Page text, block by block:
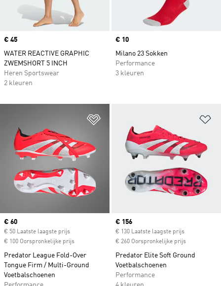
Price
€ 45
WATER REACTIVE GRAPHIC
ZWEMSHORT 5 INCH
Heren Sportswear
2 kleuren
Price
€ 10
Milano 23 Sokken
Performance
3 kleuren
Current price
€ 60
€ 50 Laatste laagste prijs
€ 100 Oorspronkelijke prijs
Predator League Fold-Over
Tongue Firm / Multi-Ground
Voetbalschoenen
Current price
€ 156
€ 130 Laatste laagste prijs
€ 260 Oorspronkelijke prijs
Predator Elite Soft Ground
Voetbalschoenen
Performance